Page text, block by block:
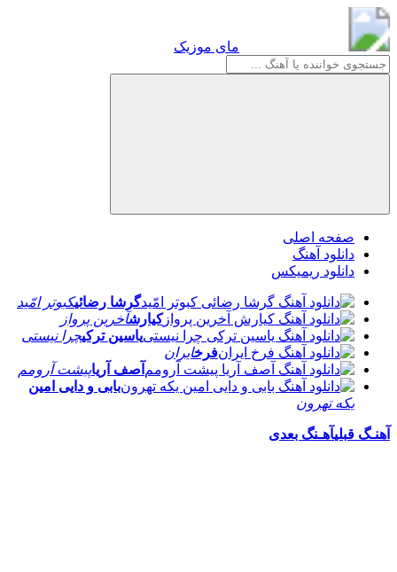
مای موزیک
صفحه اصلی
دانلود آهنگ
دانلود ریمیکس
گرشا رضائیکبوتر امّید
کیارشآخرین پرواز
یاسین ترکیچرا نیستی
فرخایران
آصف آریاپیشت آرومم
بابی و دایی امین
یکه تهرون
آهنـگ قبلیآهـنگ بعدی